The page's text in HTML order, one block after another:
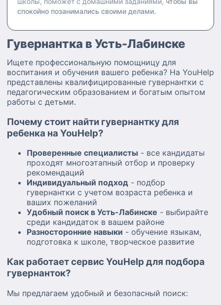
спокойно позанимались своими делами.
Гувернантка в Усть-Лабинске
Ищете профессиональную помощницу для
воспитания и обучения вашего ребенка? На YouHelp
представлены квалифицированные гувернантки с
педагогическим образованием и богатым опытом
работы с детьми.
Почему стоит найти гувернантку для
ребенка на YouHelp?
Проверенные специалисты - все кандидаты
проходят многоэтапный отбор и проверку
рекомендаций
Индивидуальный подход - подбор
гувернантки с учетом возраста ребенка и
ваших пожеланий
Удобный поиск в Усть-Лабинске - выбирайте
среди кандидаток в вашем районе
Разносторонние навыки - обучение языкам,
подготовка к школе, творческое развитие
Как работает сервис YouHelp для подбора
гувернанток?
Мы предлагаем удобный и безопасный поиск: